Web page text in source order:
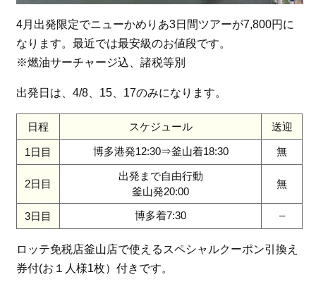
4月出発限定でニューかめりあ3日間ツアーが7,800円に
なります。最近では最安級のお値段です。
※燃油サーチャージ込、諸税等別
出発日は、4/8、15、17のみになります。
日程 スケジュール 送迎
1日目 博多港発12:30⇒釜山着18:30 無
2日目
出発まで自由行動
釜山発20:00
無
3日目 博多着7:30 –
ロッテ免税店釜山店で使えるスペシャルクーポン引換え
券付(お１人様1枚）付きです。